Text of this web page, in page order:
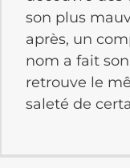
son plus
après, un
nom a fait
retrouve le
saleté de